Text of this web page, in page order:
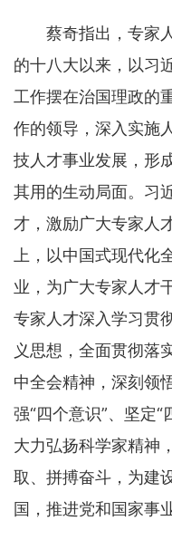
蔡奇指出，专家人
的十八大以来，以习
工作摆在治国理政的
作的领导，深入实施
技人才事业发展，形
其用的生动局面。习
才，激励广大专家人
上，以中国式现代化
业，为广大专家人才
专家人才深入学习贯
义思想，全面贯彻落
中全会精神，深刻领
强“四个意识”、坚定“
大力弘扬科学家精神
取、拼搏奋斗，为建
国，推进党和国家事